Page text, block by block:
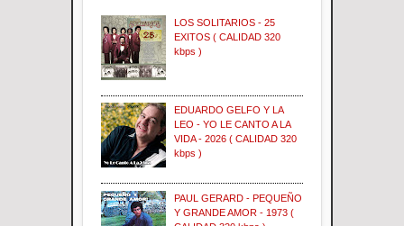
LOS SOLITARIOS - 25
EXITOS ( CALIDAD 320
kbps )
EDUARDO GELFO Y LA
LEO - YO LE CANTO A LA
VIDA - 2026 ( CALIDAD 320
kbps )
PAUL GERARD - PEQUEÑO
Y GRANDE AMOR - 1973 (